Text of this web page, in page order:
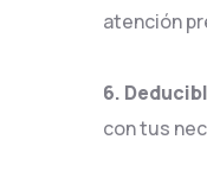
atención
6.
con tus